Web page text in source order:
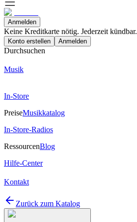
Anmelden
Keine Kreditkarte nötig. Jederzeit kündbar.
Konto erstellen Anmelden
Durchsuchen
Musik
In-Store
PreiseMusikkatalog
In-Store-Radios
RessourcenBlog
Hilfe-Center
Kontakt
Zurück zum Katalog